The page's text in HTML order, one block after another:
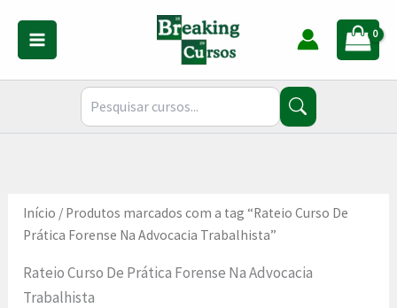
conteúdo
Início / Produtos marcados com a tag “Rateio Curso De
Prática Forense Na Advocacia Trabalhista”
Rateio Curso De Prática Forense Na Advocacia
Trabalhista